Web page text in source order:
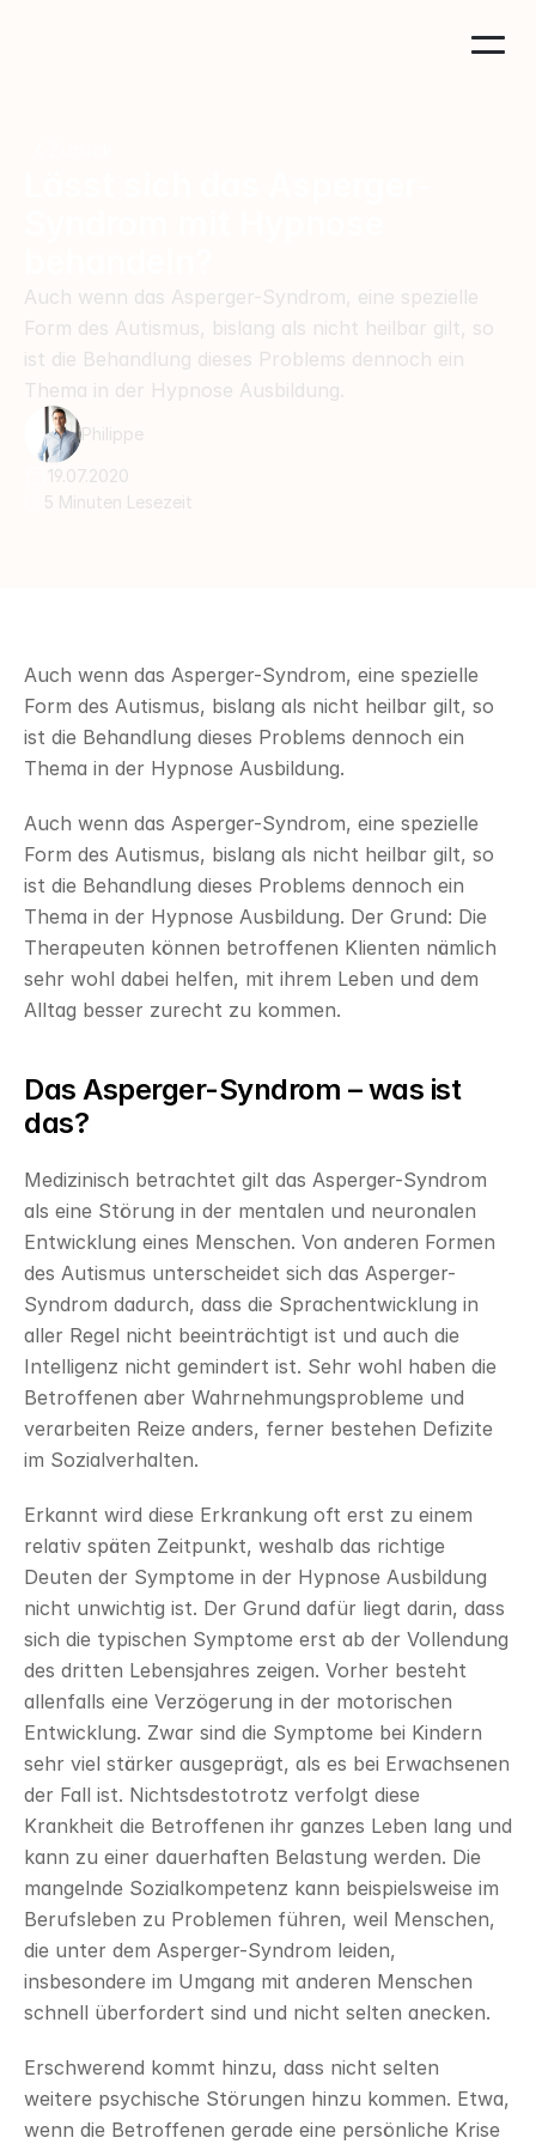
Auch wenn das Asperger-Syndrom, eine spezielle
Form des Autismus, bislang als nicht heilbar gilt, so
ist die Behandlung dieses Problems dennoch ein
Thema in der Hypnose Ausbildung.
Philippe
19.07.2020
5 Minuten Lesezeit
Auch wenn das Asperger-Syndrom, eine spezielle
Form des Autismus, bislang als nicht heilbar gilt, so
ist die Behandlung dieses Problems dennoch ein
Thema in der Hypnose Ausbildung.
Auch wenn das Asperger-Syndrom, eine spezielle
Form des Autismus, bislang als nicht heilbar gilt, so
ist die Behandlung dieses Problems dennoch ein
Thema in der Hypnose Ausbildung. Der Grund: Die
Therapeuten können betroffenen Klienten nämlich
sehr wohl dabei helfen, mit ihrem Leben und dem
Alltag besser zurecht zu kommen.
Das Asperger-Syndrom – was ist
das?
Medizinisch betrachtet gilt das Asperger-Syndrom
als eine Störung in der mentalen und neuronalen
Entwicklung eines Menschen. Von anderen Formen
des Autismus unterscheidet sich das Asperger-
Syndrom dadurch, dass die Sprachentwicklung in
aller Regel nicht beeinträchtigt ist und auch die
Intelligenz nicht gemindert ist. Sehr wohl haben die
Betroffenen aber Wahrnehmungsprobleme und
verarbeiten Reize anders, ferner bestehen Defizite
im Sozialverhalten.
Erkannt wird diese Erkrankung oft erst zu einem
relativ späten Zeitpunkt, weshalb das richtige
Deuten der Symptome in der Hypnose Ausbildung
nicht unwichtig ist. Der Grund dafür liegt darin, dass
sich die typischen Symptome erst ab der Vollendung
des dritten Lebensjahres zeigen. Vorher besteht
allenfalls eine Verzögerung in der motorischen
Entwicklung. Zwar sind die Symptome bei Kindern
sehr viel stärker ausgeprägt, als es bei Erwachsenen
der Fall ist. Nichtsdestotrotz verfolgt diese
Krankheit die Betroffenen ihr ganzes Leben lang und
kann zu einer dauerhaften Belastung werden. Die
mangelnde Sozialkompetenz kann beispielsweise im
Berufsleben zu Problemen führen, weil Menschen,
die unter dem Asperger-Syndrom leiden,
insbesondere im Umgang mit anderen Menschen
schnell überfordert sind und nicht selten anecken.
Erschwerend kommt hinzu, dass nicht selten
weitere psychische Störungen hinzu kommen. Etwa,
wenn die Betroffenen gerade eine persönliche Krise